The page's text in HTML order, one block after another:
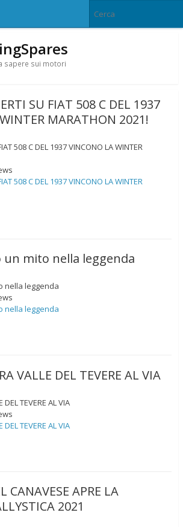
sapere sui motori
SU FIAT 508 C DEL 1937
MARATHON 2021!
508 C DEL 1937 VINCONO LA WINTER
508 C DEL 1937 VINCONO LA WINTER
un mito nella leggenda
nella leggenda
nella leggenda
VALLE DEL TEVERE AL VIA
DEL TEVERE AL VIA
DEL TEVERE AL VIA
CANAVESE APRE LA
2021